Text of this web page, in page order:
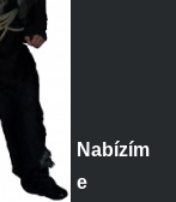
Nabízím
e